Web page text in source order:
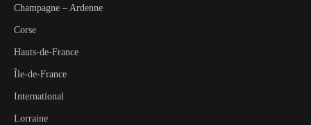
Champagne – Ardenne
Corse
Hauts-de-France
Île-de-France
International
Lorraine